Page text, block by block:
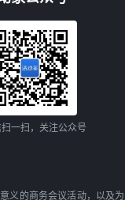
一扫，关注公众号
的商务会议活动，以及